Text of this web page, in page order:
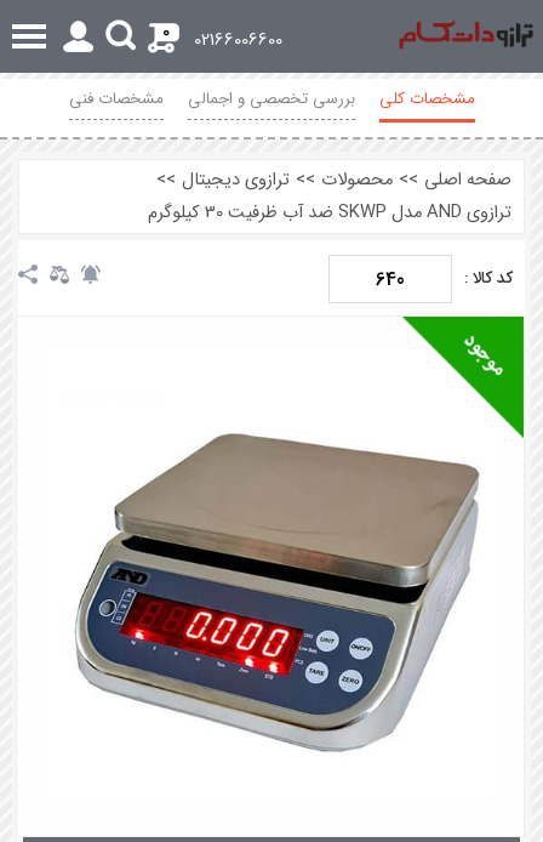
02166006600
0
مشخصات کلی بررسی تخصصی و اجمالی مشخصات فنی
صفحه اصلی >> محصولات >> ترازوی دیجیتال >>
ترازوی AND مدل SKWP ضد آب ظرفیت 30 کیلوگرم
کد کالا : 640